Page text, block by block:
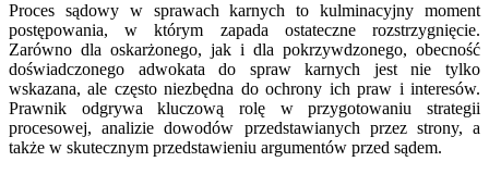
Proces sądowy w sprawach karnych to kulminacyjny moment
postępowania, w którym zapada ostateczne rozstrzygnięcie.
Zarówno dla oskarżonego, jak i dla pokrzywdzonego, obecność
doświadczonego adwokata do spraw karnych jest nie tylko
wskazana, ale często niezbędna do ochrony ich praw i interesów.
Prawnik odgrywa kluczową rolę w przygotowaniu strategii
procesowej, analizie dowodów przedstawianych przez strony, a
także w skutecznym przedstawieniu argumentów przed sądem.